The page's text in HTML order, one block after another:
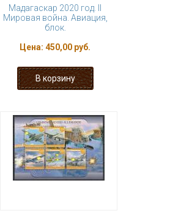
Мадагаскар 2020 год. II
Мировая война. Авиация,
блок.
Цена: 450,00 руб.